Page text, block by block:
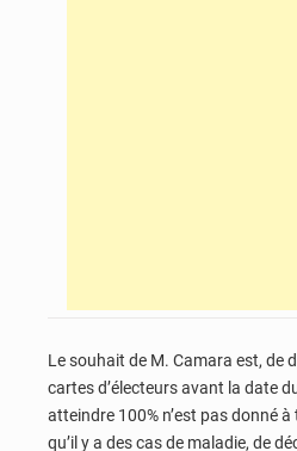
Le souhait de M. Camara est, de
cartes d’électeurs avant la date
atteindre 100% n’est pas donné
qu’il y a des cas de maladie, de